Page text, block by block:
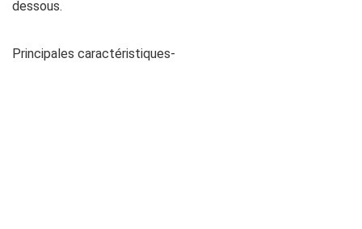
dessous.
Principales caractéristiques-